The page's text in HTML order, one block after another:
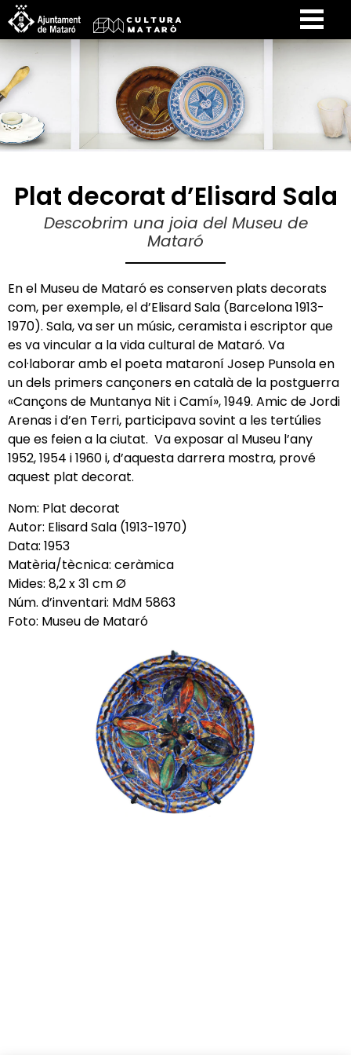
Plat decorat d’Elisard Sala
Descobrim una joia del Museu de
Mataró
En el Museu de Mataró es conserven plats decorats
com, per exemple, el d’Elisard Sala (Barcelona 1913-
1970). Sala, va ser un músic, ceramista i escriptor que
es va vincular a la vida cultural de Mataró. Va
col·laborar amb el poeta mataroní Josep Punsola en
un dels primers cançoners en català de la postguerra
«Cançons de Muntanya Nit i Camí», 1949. Amic de Jordi
Arenas i d’en Terri, participava sovint a les tertúlies
que es feien a la ciutat. Va exposar al Museu l’any
1952, 1954 i 1960 i, d’aquesta darrera mostra, prové
aquest plat decorat.
Nom: Plat decorat
Autor: Elisard Sala (1913-1970)
Data: 1953
Matèria/tècnica: ceràmica
Mides: 8,2 x 31 cm Ø
Núm. d’inventari: MdM 5863
Foto: Museu de Mataró